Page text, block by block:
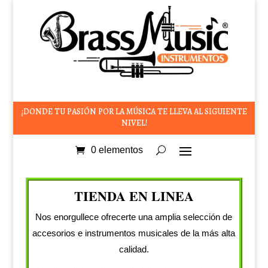
¡DONDE TU PASIÓN POR LA MÚSICA TE LLEVA AL SIGUIENTE
NIVEL!
0 elementos
TIENDA EN LINEA
Nos enorgullece ofrecerte una amplia selección de
accesorios e instrumentos musicales de la más alta
calidad.